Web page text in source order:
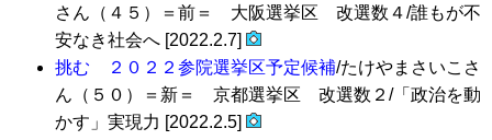
さん（４５）＝前＝ 大阪選挙区 改選数４/誰もが不
安なき社会へ [2022.2.7]
挑む ２０２２参院選挙区予定候補/たけやまさいこさ
ん（５０）＝新＝ 京都選挙区 改選数２/「政治を動
かす」実現力 [2022.2.5]